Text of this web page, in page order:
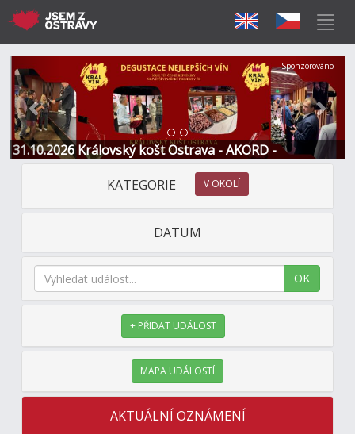
31.10.2026 Královský košt Ostrava - AKORD -
Restaurace a Hotel
Předchozí Další
Sponzorováno
KATEGORIE V OKOLÍ
DATUM
OK
+ PŘIDAT UDÁLOST
MAPA UDÁLOSTÍ
AKTUÁLNÍ OZNÁMENÍ